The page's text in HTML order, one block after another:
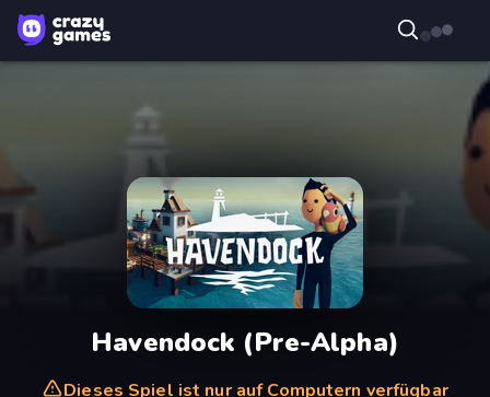
Havendock (Pre-Alpha)
Dieses Spiel ist nur auf Computern verfügbar